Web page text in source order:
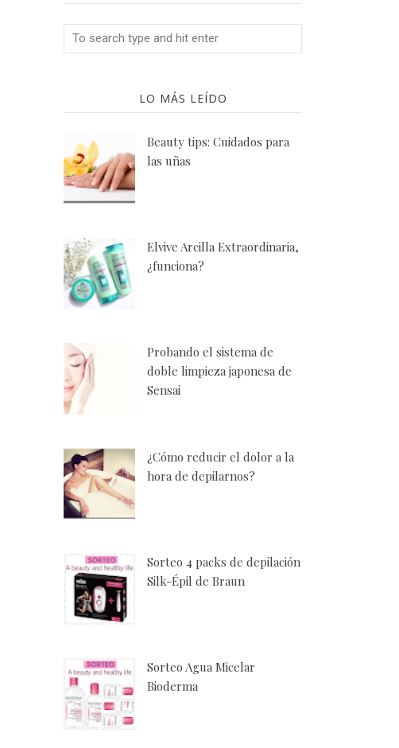
LO MÁS LEÍDO
Beauty tips: Cuidados para
las uñas
Elvive Arcilla Extraordinaria,
¿funciona?
Probando el sistema de
doble limpieza japonesa de
Sensai
¿Cómo reducir el dolor a la
hora de depilarnos?
Sorteo 4 packs de depilación
Silk-Épil de Braun
Sorteo Agua Micelar
Bioderma